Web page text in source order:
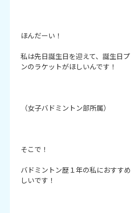
ほんだーい！
私は先日誕生日を迎えて、誕生日
ンのラケットがほしいんです！
（女子バドミントン部所属）
そこで！
バドミントン歴１年の私におすす
しいです！